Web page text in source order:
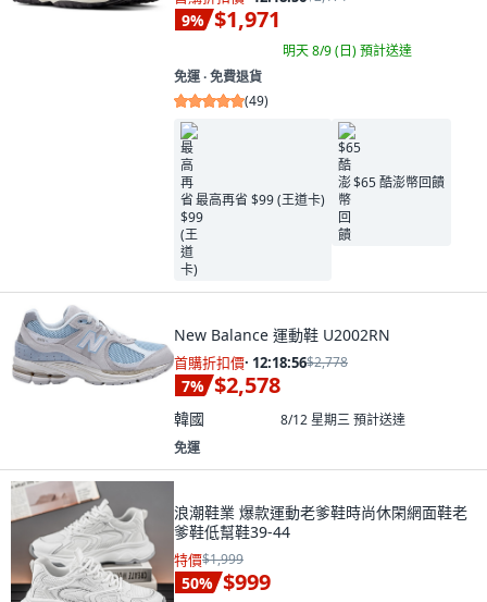
9% $1,971
明天 8/9 (日)預計送達
免運 ∙ 免費退貨
(49)
最高再省 $99 (王道卡)
$65 酷澎幣回饋
New Balance 運動鞋 U2002RN
首購折扣價· 12:18:55$2,778
7% $2,578
韓國 8/12 星期三預計送達
免運
浪潮鞋業 爆款運動老爹鞋時尚休閑網面鞋老
爹鞋低幫鞋39-44
特價$1,999
50% $999